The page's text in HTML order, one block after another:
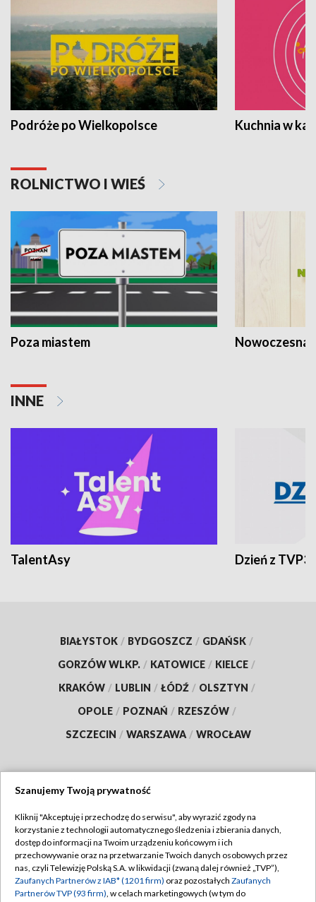
Podróże po Wielkopolsce Kuchnia w
ROLNICTWO I WIEŚ
Poza miastem Nowoczesna
INNE
TalentAsy Dzień z TVP3
BIAŁYSTOK / BYDGOSZCZ / GDAŃSK /
GORZÓW WLKP. / KATOWICE / KIELCE /
KRAKÓW / LUBLIN / ŁÓDŹ / OLSZTYN /
OPOLE / POZNAŃ / RZESZÓW /
SZCZECIN / WARSZAWA / WROCŁAW
TVP
Abonament TVP
Emisja w TVP
Regulamin TVP
Polityka prywatności
Szanujemy Twoją prywatność
Kliknij "Akceptuję i przechodzę do serwisu", aby wyrazić zgody na
korzystanie z technologii automatycznego śledzenia i zbierania danych,
dostęp do informacji na Twoim urządzeniu końcowym i ich
przechowywanie oraz na przetwarzanie Twoich danych osobowych przez
nas, czyli Telewizję Polską S.A. w likwidacji (zwaną dalej również „TVP”),
Zaufanych Partnerów z IAB* (1201 firm) oraz pozostałych Zaufanych
Partnerów TVP (93 firm), w celach marketingowych (w tym do